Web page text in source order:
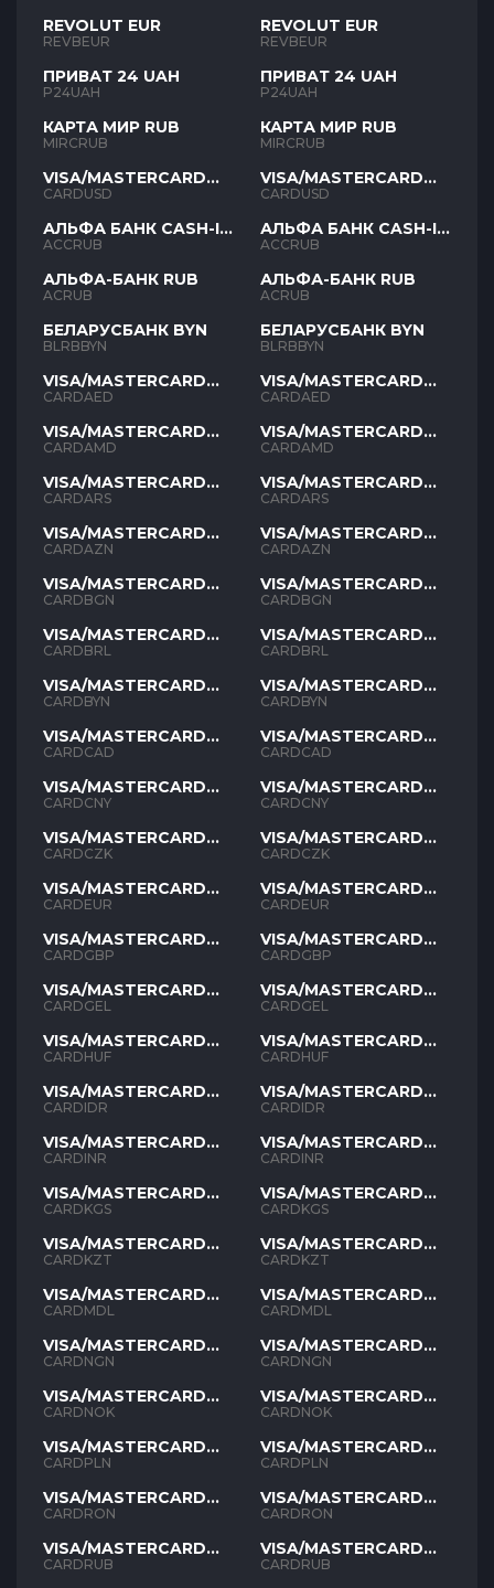
REVOLUT EUR
REVBEUR
ПРИВАТ 24 UAH
P24UAH
КАРТА МИР RUB
MIRCRUB
VISA/MASTERCARD
USD
CARDUSD
АЛЬФА БАНК CASH-IN
RUB
ACCRUB
АЛЬФА-БАНК RUB
ACRUB
БЕЛАРУСБАНК BYN
BLRBBYN
VISA/MASTERCARD
AED
CARDAED
VISA/MASTERCARD
AMD
CARDAMD
VISA/MASTERCARD
ARS
CARDARS
VISA/MASTERCARD
AZN
CARDAZN
VISA/MASTERCARD
BGN
CARDBGN
VISA/MASTERCARD
BRL
CARDBRL
VISA/MASTERCARD
BYN
CARDBYN
VISA/MASTERCARD
CAD
CARDCAD
VISA/MASTERCARD
CNY
CARDCNY
VISA/MASTERCARD
CZK
CARDCZK
VISA/MASTERCARD
EUR
CARDEUR
VISA/MASTERCARD
GBP
CARDGBP
VISA/MASTERCARD
GEL
CARDGEL
VISA/MASTERCARD
HUF
CARDHUF
VISA/MASTERCARD
IDR
CARDIDR
VISA/MASTERCARD
INR
CARDINR
VISA/MASTERCARD
KGS
CARDKGS
VISA/MASTERCARD
KZT
CARDKZT
VISA/MASTERCARD
MDL
CARDMDL
VISA/MASTERCARD
NGN
CARDNGN
VISA/MASTERCARD
NOK
CARDNOK
VISA/MASTERCARD
PLN
CARDPLN
VISA/MASTERCARD
RON
CARDRON
VISA/MASTERCARD
RUB
CARDRUB
REVOLUT EUR
REVBEUR
ПРИВАТ 24 UAH
P24UAH
КАРТА МИР RUB
MIRCRUB
VISA/MASTERCARD
USD
CARDUSD
АЛЬФА БАНК CASH-IN
RUB
ACCRUB
АЛЬФА-БАНК RUB
ACRUB
БЕЛАРУСБАНК BYN
BLRBBYN
VISA/MASTERCARD
AED
CARDAED
VISA/MASTERCARD
AMD
CARDAMD
VISA/MASTERCARD
ARS
CARDARS
VISA/MASTERCARD
AZN
CARDAZN
VISA/MASTERCARD
BGN
CARDBGN
VISA/MASTERCARD
BRL
CARDBRL
VISA/MASTERCARD
BYN
CARDBYN
VISA/MASTERCARD
CAD
CARDCAD
VISA/MASTERCARD
CNY
CARDCNY
VISA/MASTERCARD
CZK
CARDCZK
VISA/MASTERCARD
EUR
CARDEUR
VISA/MASTERCARD
GBP
CARDGBP
VISA/MASTERCARD
GEL
CARDGEL
VISA/MASTERCARD
HUF
CARDHUF
VISA/MASTERCARD
IDR
CARDIDR
VISA/MASTERCARD
INR
CARDINR
VISA/MASTERCARD
KGS
CARDKGS
VISA/MASTERCARD
KZT
CARDKZT
VISA/MASTERCARD
MDL
CARDMDL
VISA/MASTERCARD
NGN
CARDNGN
VISA/MASTERCARD
NOK
CARDNOK
VISA/MASTERCARD
PLN
CARDPLN
VISA/MASTERCARD
RON
CARDRON
VISA/MASTERCARD
RUB
CARDRUB